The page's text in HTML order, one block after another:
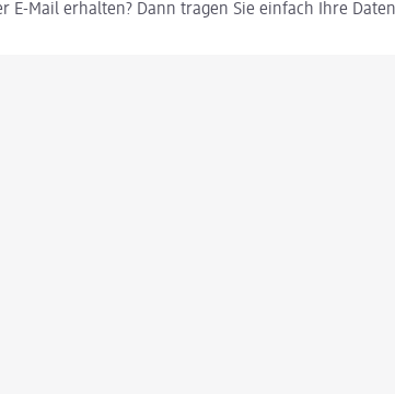
Mail erhalten? Dann tragen Sie einfach Ihre